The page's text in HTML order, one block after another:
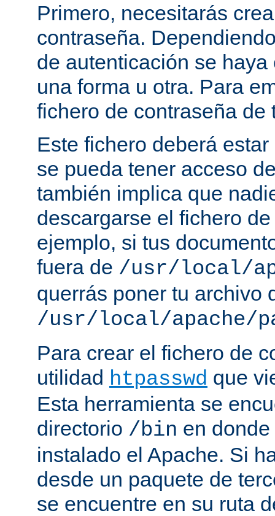
Primero, necesitarás
contraseña.
de autenticación se
una forma u otra. Para
fichero de contraseña de
Este fichero deberá
se pueda tener acceso
también implica que
descargarse el fichero
ejemplo, si tus
fuera de /usr/local/
querrás poner tu archivo
/usr/local/apache/
Para crear el fichero de
utilidad htpasswd que
Esta herramienta se
directorio /bin en
instalado el Apache. Si
desde un paquete de
se encuentre en su ruta